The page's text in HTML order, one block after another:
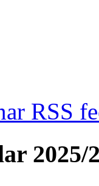
RSS
2025/